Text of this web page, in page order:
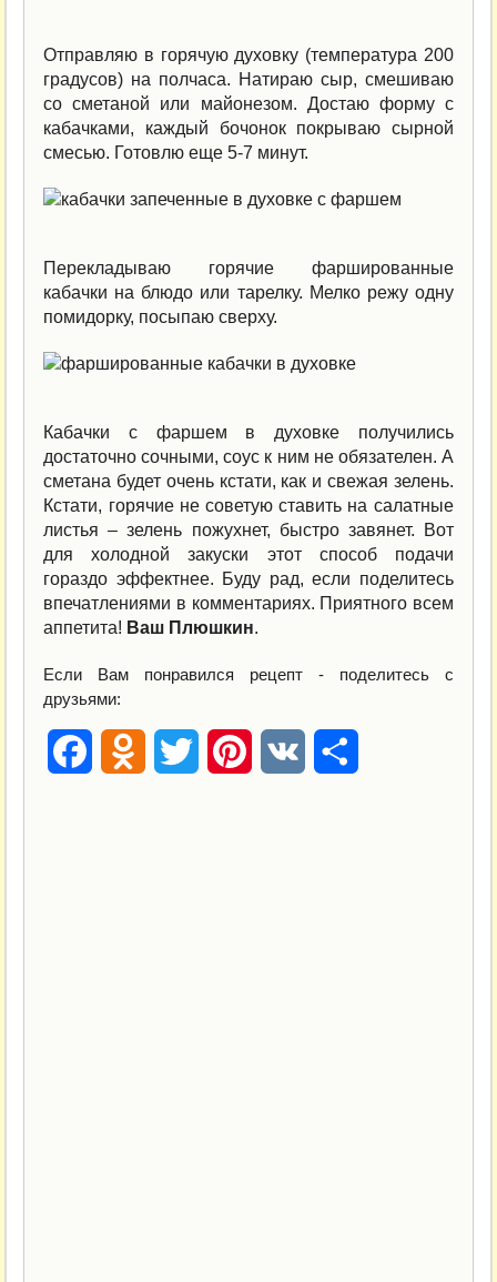
Отправляю в горячую духовку (температура 200
градусов) на полчаса. Натираю сыр, смешиваю
со сметаной или майонезом. Достаю форму с
кабачками, каждый бочонок покрываю сырной
смесью. Готовлю еще 5-7 минут.
Перекладываю горячие фаршированные
кабачки на блюдо или тарелку. Мелко режу одну
помидорку, посыпаю сверху.
Кабачки с фаршем в духовке получились
достаточно сочными, соус к ним не обязателен. А
сметана будет очень кстати, как и свежая зелень.
Кстати, горячие не советую ставить на салатные
листья – зелень пожухнет, быстро завянет. Вот
для холодной закуски этот способ подачи
гораздо эффектнее. Буду рад, если поделитесь
впечатлениями в комментариях. Приятного всем
аппетита! Ваш Плюшкин.
Если Вам понравился рецепт - поделитесь с
друзьями:
FacebookOdnoklassniki
Twitter PinterestVK